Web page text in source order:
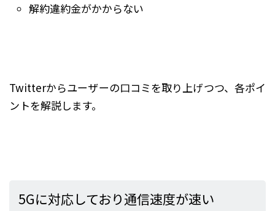
解約違約金がかからない
Twitterからユーザーの口コミを取り上げつつ、各ポイ
ントを解説します。
5Gに対応しており通信速度が速い